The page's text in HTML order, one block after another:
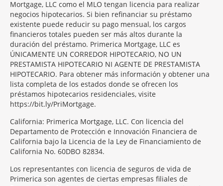
Mortgage, LLC como el MLO tengan licencia para realizar
negocios hipotecarios. Si bien refinanciar su préstamo
existente puede reducir su pago mensual, los cargos
financieros totales pueden ser más altos durante la
duración del préstamo. Primerica Mortgage, LLC es
ÚNICAMENTE UN CORREDOR HIPOTECARIO, NO UN
PRESTAMISTA HIPOTECARIO NI AGENTE DE PRESTAMISTA
HIPOTECARIO. Para obtener más información y obtener una
lista completa de los estados donde se ofrecen los
préstamos hipotecarios residenciales, visite
https://bit.ly/PriMortgage.
California: Primerica Mortgage, LLC. Con licencia del
Departamento de Protección e Innovación Financiera de
California bajo la Licencia de la Ley de Financiamiento de
California No. 60DBO 82834.
Los representantes con licencia de seguros de vida de
Primerica son agentes de ciertas empresas filiales de